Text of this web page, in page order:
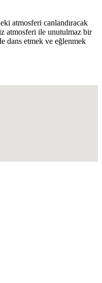
atmosferi canlandıracak
atmosferi ile unutulmaz bir
dans etmek ve eğlenmek